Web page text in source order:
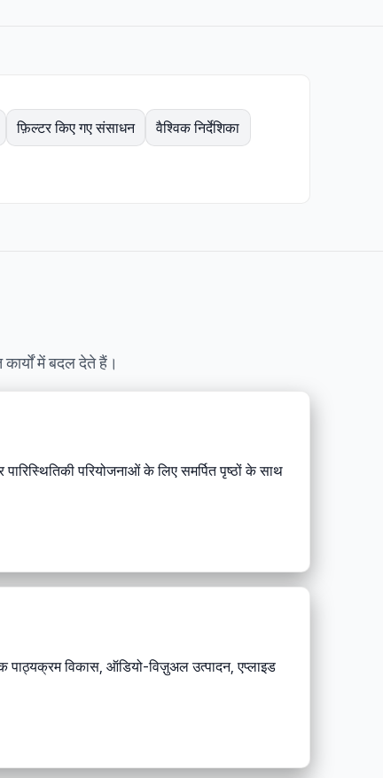
फ़िल्टर किए गए संसाधन वैश्विक निर्देशिका
में बदल देते हैं।
परियोजनाओं के लिए समर्पित पृष्ठों के साथ
पाठ्यक्रम विकास, ऑडियो-विज़ुअल उत्पादन, एप्लाइड